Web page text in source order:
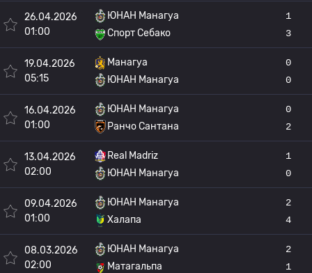
26.04.2026
01:00
ЮНАН Манагуа
Спорт Себако
1
3
19.04.2026
05:15
Манагуа
ЮНАН Манагуа
0
0
16.04.2026
01:00
ЮНАН Манагуа
Ранчо Сантана
0
2
13.04.2026
02:00
Real Madriz
ЮНАН Манагуа
1
0
09.04.2026
01:00
ЮНАН Манагуа
Халапа
2
4
08.03.2026
02:00
ЮНАН Манагуа
Матагальпа
2
1